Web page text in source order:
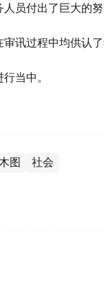
员付出了巨大的
讯过程中均供认了
当中。
图 社会